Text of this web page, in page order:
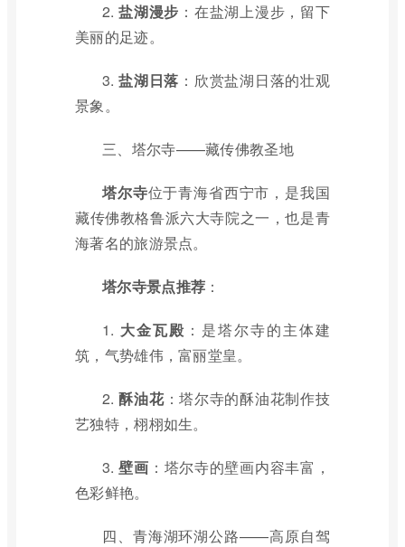
2.盐湖漫步 ：在盐湖上漫步，留下
美丽的足迹。
3.盐湖日落 ：欣赏盐湖日落的壮观
景象。
三、塔尔寺——藏传佛教圣地
塔尔寺位于青海省西宁市，是我国
藏传佛教格鲁派六大寺院之一，也是青
海著名的旅游景点。
塔尔寺景点推荐 ：
1. 大金瓦殿 ：是塔尔寺的主体建
筑，气势雄伟，富丽堂皇。
2.酥油花：塔尔寺的酥油花制作技
艺独特，栩栩如生。
3.壁画 ：塔尔寺的壁画内容丰富，
色彩鲜艳。
四、青海湖环湖公路——高原自驾